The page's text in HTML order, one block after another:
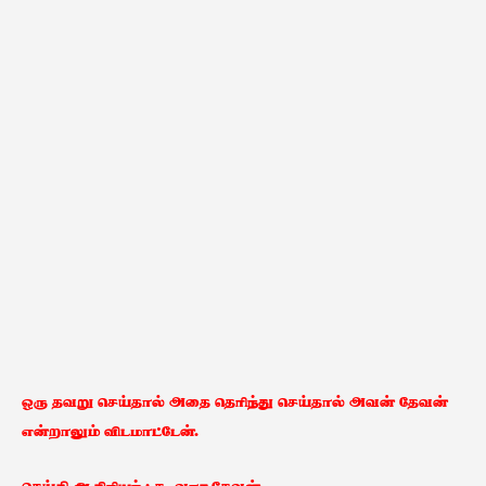
ஒரு தவறு செய்தால் அதை தெரிந்து செய்தால் அவன் தேவன்
என்றாலும் விடமாட்டேன்.